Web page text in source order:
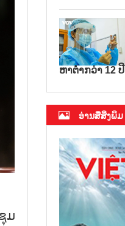
ມ​
ຫາຕ່ຳກວ່າ 12 ປີ
ອ່ານສື່ສິ່ງພິມ